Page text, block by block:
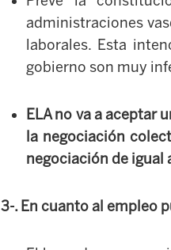
administraciones
laborales. Esta
gobierno son muy
ELA no va a aceptar
la negociación
negociación de igual
3-. En cuanto al empleo